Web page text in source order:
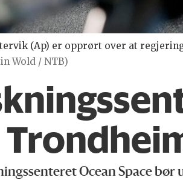
(Ap) er opprørt over at
Wold / NTB)
Ocean Space